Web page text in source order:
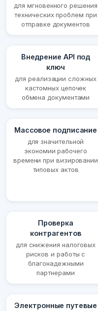
для мгновенного решения
технических проблем при
отправке документов
Внедрение API под
ключ
для реализации сложных
кастомных цепочек
обмена документами
Массовое подписание
для значительной
экономии рабочего
времени при визировании
типовых актов
Проверка
контрагентов
для снижения налоговых
рисков и работы с
благонадежными
партнерами
Электронные путевые